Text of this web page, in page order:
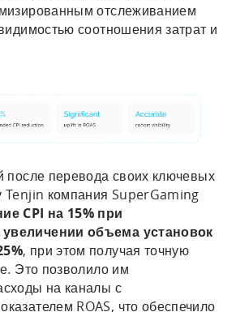
отслеживанием
соотношения затрат и
после перевода своих ключевых
Tenjin компания SuperGaming
CPI на 15% при
объема установок
, при этом получая точную
Это позволило им
на каналы с
ROAS, что обеспечило